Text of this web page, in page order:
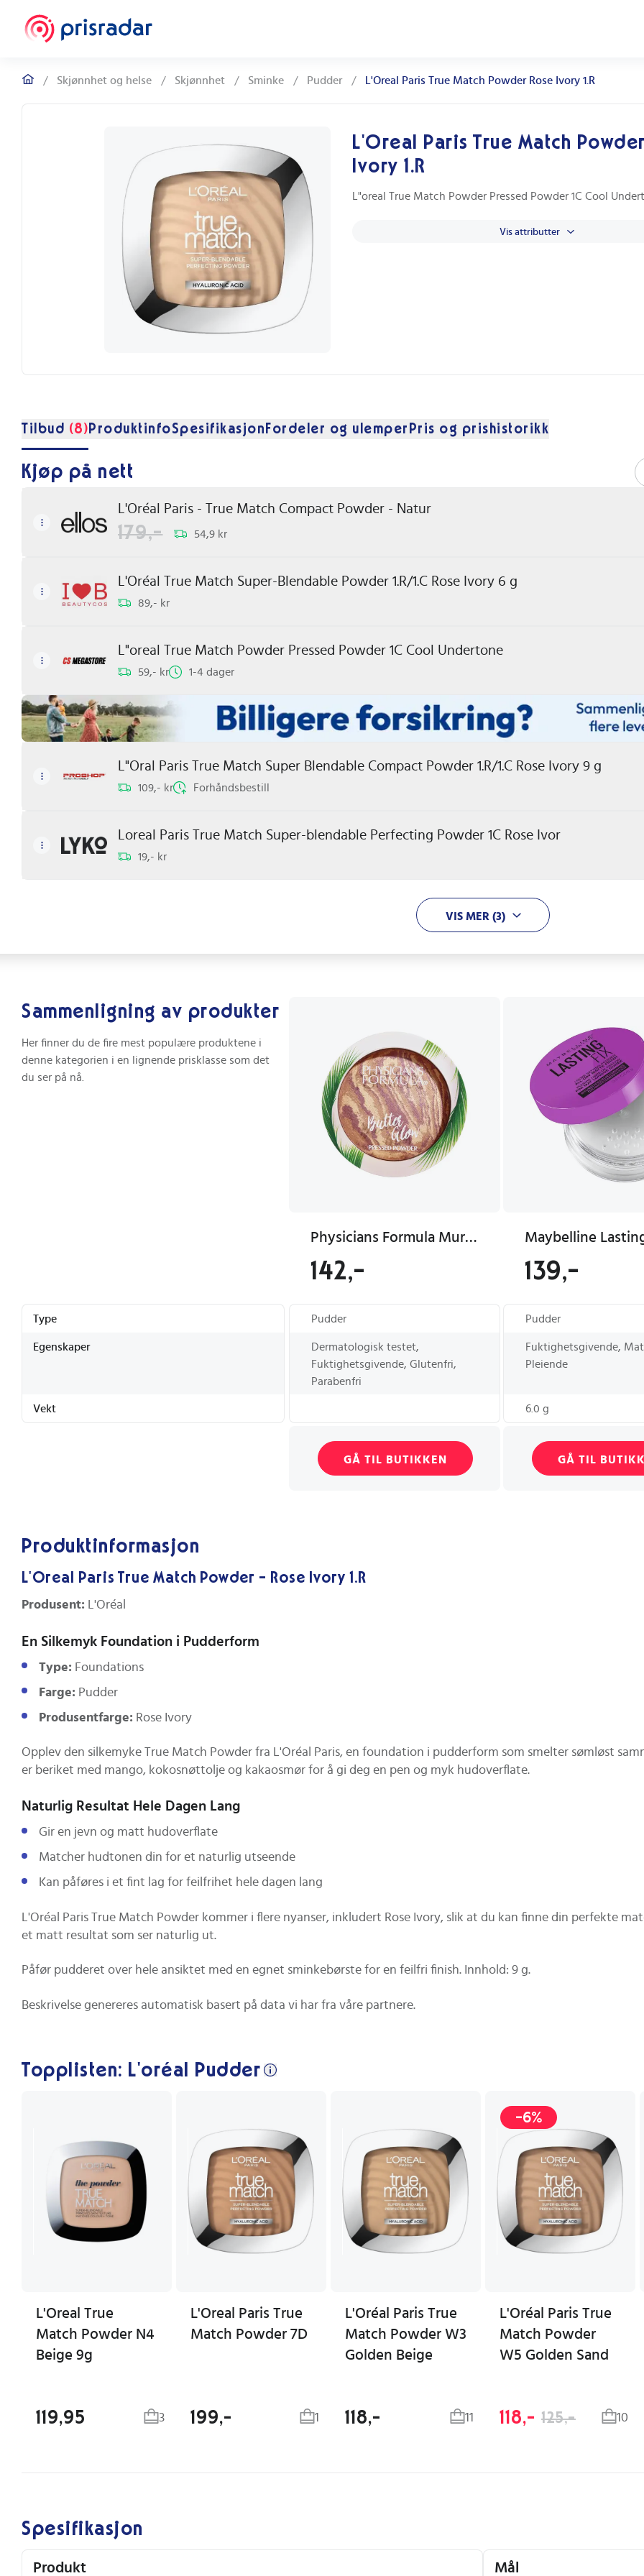
/ Skjønnhet og helse / Skjønnhet / Sminke / Pudder / L'Oreal Paris True Match Powder Rose Ivory 1.R
L'Oreal Paris True Match
Ivory 1.R
L"oreal True Match Powder Pressed Powder 1C Cool
Vis attributter
Tilbud (8) ProduktinfoSpesifikasjon Fordeler og ulemper Pris og prishistorikk
Kjøp på nett
L'Oréal Paris - True Match Compact Powder - Natur
54,9 kr
179,-
L'Oréal True Match Super-Blendable Powder 1.R/1.C Rose Ivory 6 g
89,- kr
L"oreal True Match Powder Pressed Powder 1C Cool Undertone
59,- kr 1-4 dager
L"Oral Paris True Match Super Blendable Compact Powder 1.R/1.C Rose Ivory 9 g
109,- kr Forhåndsbestill
Loreal Paris True Match Super-blendable Perfecting Powder 1C Rose Ivor
19,- kr
VIS MER (3)
Sammenligning av produkter
Her finner du de fire mest populære produktene i
denne kategorien i en lignende prisklasse som det
du ser på nå.
Physicians Formula Murumuru Butter Glow Pressed Powder 7.5g Natural
142,- 139,-
Type Pudder Pudder
Egenskaper
Dermatologisk testet,
Fuktighetsgivende, Glutenfri,
Parabenfri
Fuktighetsgivende,
Pleiende
Vekt 6.0 g
GÅ TIL BUTIKKEN GÅ TIL
Produktinformasjon
L'Oreal Paris True Match Powder - Rose Ivory 1.R
Produsent: L'Oréal
En Silkemyk Foundation i Pudderform
Type: Foundations
Farge: Pudder
Produsentfarge: Rose Ivory
Opplev den silkemyke True Match Powder fra L'Oréal Paris, en foundation i pudderform som smelter sømløst
er beriket med mango, kokosnøttolje og kakaosmør for å gi deg en pen og myk hudoverflate.
Naturlig Resultat Hele Dagen Lang
Gir en jevn og matt hudoverflate
Matcher hudtonen din for et naturlig utseende
Kan påføres i et fint lag for feilfrihet hele dagen lang
L'Oréal Paris True Match Powder kommer i flere nyanser, inkludert Rose Ivory, slik at du kan finne din perfekte
et matt resultat som ser naturlig ut.
Påfør pudderet over hele ansiktet med en egnet sminkebørste for en feilfri finish. Innhold: 9 g.
Beskrivelse genereres automatisk basert på data vi har fra våre partnere.
Topplisten: L'oréal Pudder
L'Oreal True
Match Powder N4
Beige 9g
119,95 3
L'Oreal Paris True
Match Powder 7D
199,- 1
L'Oréal Paris True
Match Powder W3
Golden Beige
118,- 11
-6%
L'Oréal Paris True
Match Powder
W5 Golden Sand
118,- 125,- 10
Spesifikasjon
Produkt Mål